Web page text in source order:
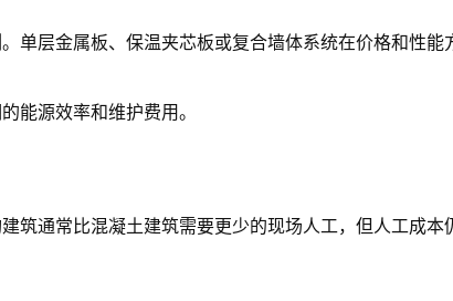
单层金属板、保温夹芯板或复合墙体系统在价格和性能
能源效率和维护费用。
筑通常比混凝土建筑需要更少的现场人工，但人工成本